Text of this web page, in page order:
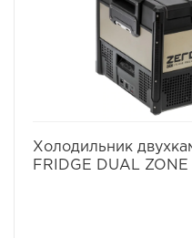
Холодильник
FRIDGE DUAL